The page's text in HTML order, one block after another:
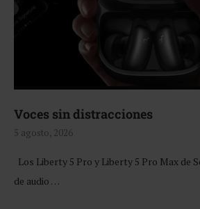
Voces sin distracciones
5 agosto, 2026
Los Liberty 5 Pro y Liberty 5 Pro Max de
de audio …